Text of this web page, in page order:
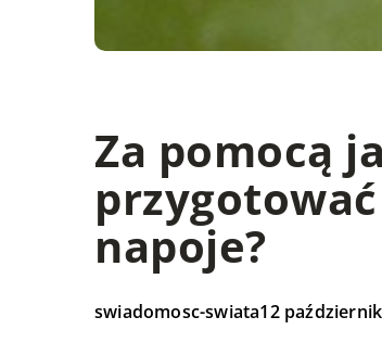
Za pomocą
napoje?
swiadomosc-swiata12